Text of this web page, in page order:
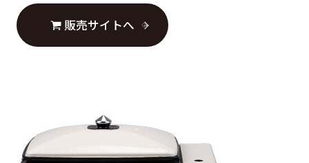
販売サイトへ